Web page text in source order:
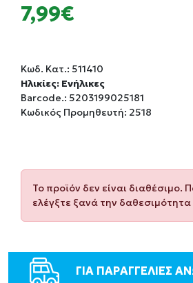
7,99€
Κωδ. Κατ.: 511410
Ηλικίες: Ενήλικες
Barcode.: 5203199025181
Κωδικός Προμηθευτή: 2518
Το προϊόν δεν είναι διαθέσιμο.
ελέγξτε ξανά την δαθεσιμότητα
ΓΙΑ ΠΑΡΑΓΓΕΛΙΕΣ